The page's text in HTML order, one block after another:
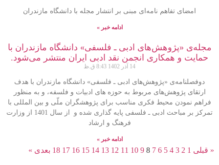
امضای تفاهم نامه‌ای مبنی بر انتشار مجله با دانشگاه مازندران
ادامه خبر »
مجله‌ی «پژوهش‌های ادبی ـ فلسفی» دانشگاه مازندران با
حمایت و همکاری انجمن نقد ادبی ایران منتشر می‌شود.
14 آذر 1402 8:43 ق.ظ
دوفصلنامه‌ی «پژوهش‌های ادبی ـ فلسفی» دانشگاه مازندران با هدف
ارتقای پژوهش‌های مربوط به حوزه­ های ادبیات و فلسفه، و به منظور
فراهم­ نمودن محیط فکری مناسب برای پژوهشگران ملّی و بین­ المللی با
تمرکز بر مباحث ادبی ـ فلسفی پایه­ گذاری شده و از سال 1401 از وزارت
فرهنگ و ارشاد
ادامه خبر »
« قبلی 1
2
3
4
5
6
7
8
9
10
11
12
13
14
15
16
17
18 بعدی »